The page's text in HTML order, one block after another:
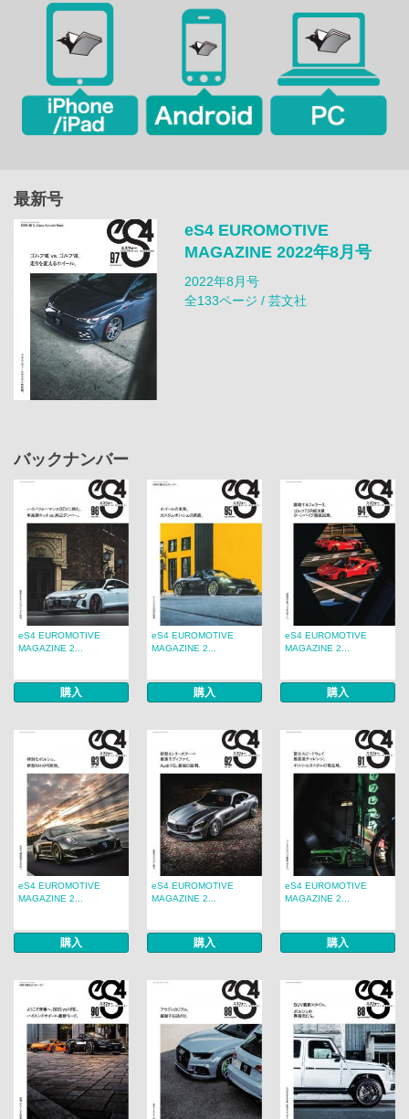
最新号
eS4 EUROMOTIVE
MAGAZINE 2022年8月号
2022年8月号
全133ページ / 芸文社
バックナンバー
eS4 EUROMOTIVE
MAGAZINE 2...
購入
eS4 EUROMOTIVE
MAGAZINE 2...
購入
eS4 EUROMOTIVE
MAGAZINE 2...
購入
eS4 EUROMOTIVE
MAGAZINE 2...
購入
eS4 EUROMOTIVE
MAGAZINE 2...
購入
eS4 EUROMOTIVE
MAGAZINE 2...
購入